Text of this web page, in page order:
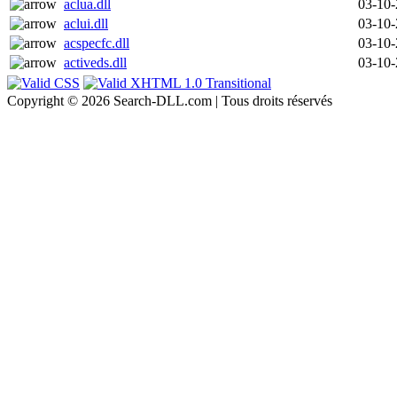
aclua.dll
03-
aclui.dll
03-
acspecfc.dll
03-
activeds.dll
03-
Copyright © 2026 Search-DLL.com | Tous droits réservés